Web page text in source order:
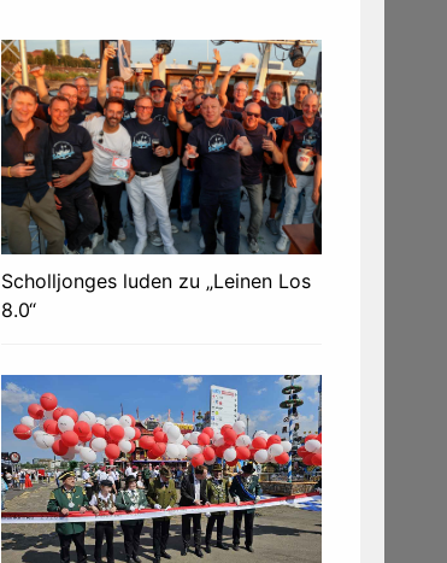
Scholljonges luden zu „Leinen Los
8.0“